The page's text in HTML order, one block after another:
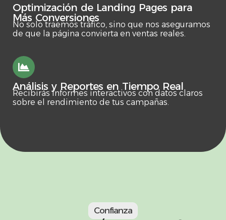
Optimización de Landing Pages para
Más Conversiones
No solo traemos tráfico, sino que nos aseguramos
de que la página convierta en ventas reales.
Análisis y Reportes en Tiempo Real
Recibirás informes interactivos con datos claros
sobre el rendimiento de tus campañas.
Confianza